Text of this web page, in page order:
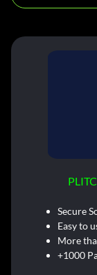
Secure
Easy to
More
+1000